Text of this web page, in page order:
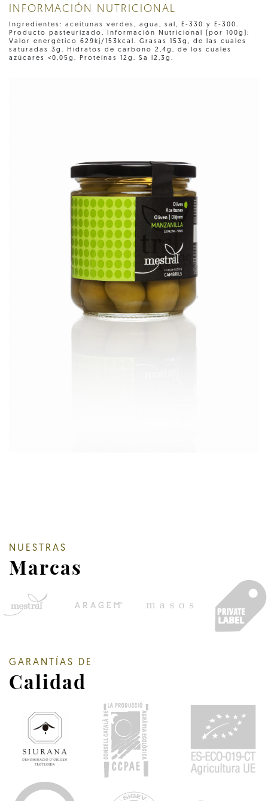
INFORMACIÓN NUTRICIONAL
Ingredientes: aceitunas verdes, agua, sal, E-330 y E-300.
Producto pasteurizado. Información Nutricional (por 100g):
Valor energético 629kj/153kcal. Grasas 153g, de las cuales
saturadas 3g. Hidratos de carbono 2,4g, de los cuales
azúcares <0,05g. Proteínas 12g. Sa l2,3g.
NUESTRAS
Marcas
GARANTÍAS DE
Calidad